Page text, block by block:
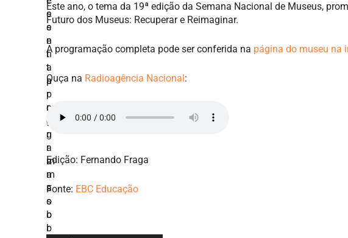
Este ano, o tema da 19ª edição da Semana Nacional de Museus,
Futuro dos Museus: Recuperar e Reimaginar.
A programação completa pode ser conferida na página do museu na
Ouça na Radioagência Nacional:
Edição: Fernando Fraga
Fonte: EBC Educação